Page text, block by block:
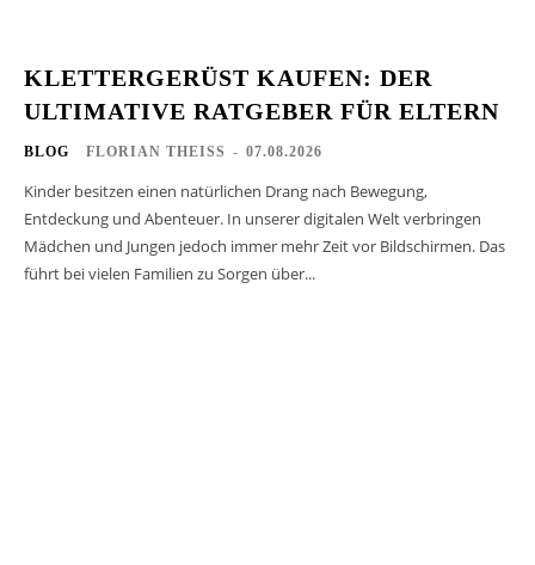
KLETTERGERÜST KAUFEN: DER
ULTIMATIVE RATGEBER FÜR ELTERN
BLOG FLORIAN THEISS - 07.08.2026
Kinder besitzen einen natürlichen Drang nach Bewegung,
Entdeckung und Abenteuer. In unserer digitalen Welt verbringen
Mädchen und Jungen jedoch immer mehr Zeit vor Bildschirmen. Das
führt bei vielen Familien zu Sorgen über...